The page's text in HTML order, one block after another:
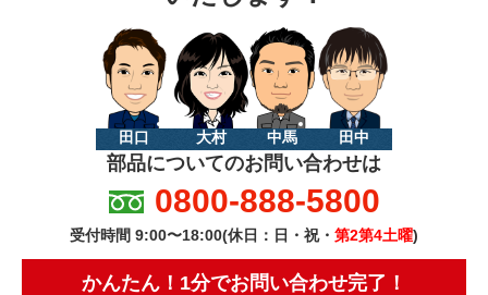
田口 大村 中馬 田中
部品についてのお問い合わせは
0800-888-5800
受付時間 9:00〜18:00(休日：日・祝・ 第2第4土曜)
かんたん！1分でお問い合わせ完了！